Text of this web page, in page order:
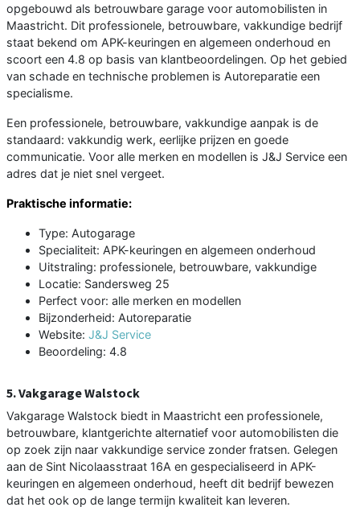
opgebouwd als betrouwbare garage voor automobilisten in
Maastricht. Dit professionele, betrouwbare, vakkundige bedrijf
staat bekend om APK-keuringen en algemeen onderhoud en
scoort een 4.8 op basis van klantbeoordelingen. Op het gebied
van schade en technische problemen is Autoreparatie een
specialisme.
Een professionele, betrouwbare, vakkundige aanpak is de
standaard: vakkundig werk, eerlijke prijzen en goede
communicatie. Voor alle merken en modellen is J&J Service een
adres dat je niet snel vergeet.
Praktische informatie:
Type: Autogarage
Specialiteit: APK-keuringen en algemeen onderhoud
Uitstraling: professionele, betrouwbare, vakkundige
Locatie: Sandersweg 25
Perfect voor: alle merken en modellen
Bijzonderheid: Autoreparatie
Website: J&J Service
Beoordeling: 4.8
5. Vakgarage Walstock
Vakgarage Walstock biedt in Maastricht een professionele,
betrouwbare, klantgerichte alternatief voor automobilisten die
op zoek zijn naar vakkundige service zonder fratsen. Gelegen
aan de Sint Nicolaasstraat 16A en gespecialiseerd in APK-
keuringen en algemeen onderhoud, heeft dit bedrijf bewezen
dat het ook op de lange termijn kwaliteit kan leveren.